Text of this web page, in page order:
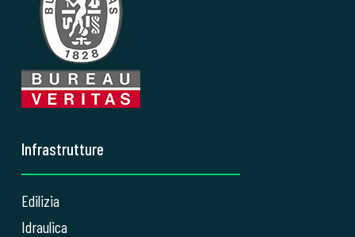
Infrastrutture
Edilizia
Idraulica